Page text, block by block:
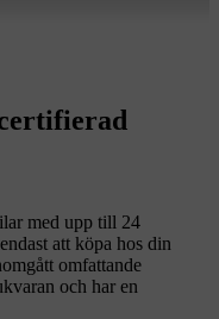
med upp till 24
att köpa hos din
omfattande
och har en